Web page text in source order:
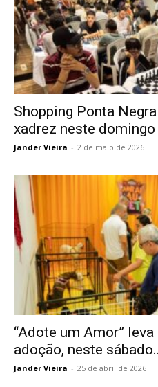
Shopping Ponta
xadrez neste domingo
Jander Vieira - 2 de maio de 2026
“Adote um Amor”
adoção, neste
Jander Vieira - 25 de abril de 2026